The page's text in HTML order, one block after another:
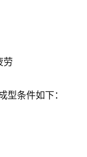
劳
型条件如下：